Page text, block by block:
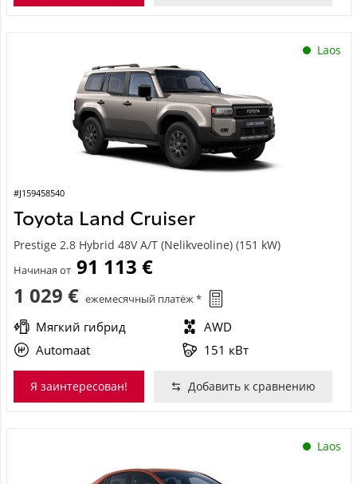
Laos
#J159458540
Toyota Land Cruiser
Prestige 2.8 Hybrid 48V A/T (Nelikveoline) (151 kW)
Начиная от 91 113 €
1 029 € ежемесячный платёж *
Мягкий гибрид
AWD
Automaat
151 кВт
Я заинтересован! Добавить к сравнению
Laos